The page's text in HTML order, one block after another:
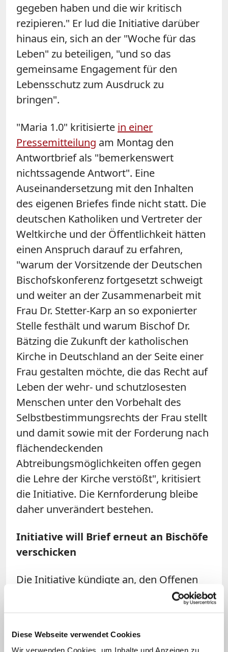
Diese Webseite verwendet Cookies
Wir verwenden Cookies, um Inhalte und Anzeigen zu
gegeben haben und die wir kritisch
rezipieren." Er lud die Initiative darüber
hinaus ein, sich an der "Woche für das
Leben" zu beteiligen, "und so das
gemeinsame Engagement für den
Lebensschutz zum Ausdruck zu
bringen".
"Maria 1.0" kritisierte in einer
Pressemitteilung am Montag den
Antwortbrief als "bemerkenswert
nichtssagende Antwort". Eine
Auseinandersetzung mit den Inhalten
des eigenen Briefes finde nicht statt. Die
deutschen Katholiken und Vertreter der
Weltkirche und der Öffentlichkeit hätten
einen Anspruch darauf zu erfahren,
"warum der Vorsitzende der Deutschen
Bischofskonferenz fortgesetzt schweigt
und weiter an der Zusammenarbeit mit
Frau Dr. Stetter-Karp an so exponierter
Stelle festhält und warum Bischof Dr.
Bätzing die Zukunft der katholischen
Kirche in Deutschland an der Seite einer
Frau gestalten möchte, die das Recht auf
Leben der wehr- und schutzlosesten
Menschen unter den Vorbehalt des
Selbstbestimmungsrechts der Frau stellt
und damit sowie mit der Forderung nach
flächendeckenden
Abtreibungsmöglichkeiten offen gegen
die Lehre der Kirche verstößt", kritisiert
die Initiative. Die Kernforderung bleibe
daher unverändert bestehen.
Initiative will Brief erneut an Bischöfe
verschicken
Die Initiative kündigte an, den Offenen
Brief in den nächsten Tagen erneut an
zahlreichen Unterstützer", so "Maria 1.0".